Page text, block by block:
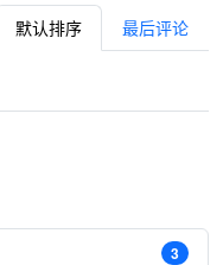
默认排序 最后评论
3